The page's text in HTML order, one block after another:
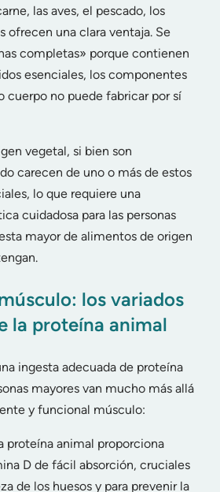
las aves, el pescado, los
ofrecen una clara ventaja. Se
completas» porque contienen
esenciales, los componentes
cuerpo no puede fabricar por sí
vegetal, si bien son
carecen de uno o más de estos
lo que requiere una
cuidadosa para las personas
mayor de alimentos de origen
los variados
la proteína animal
ingesta adecuada de proteína
mayores van mucho más allá
y funcional músculo:
proteína animal proporciona
D de fácil absorción, cruciales
de los huesos y para prevenir la